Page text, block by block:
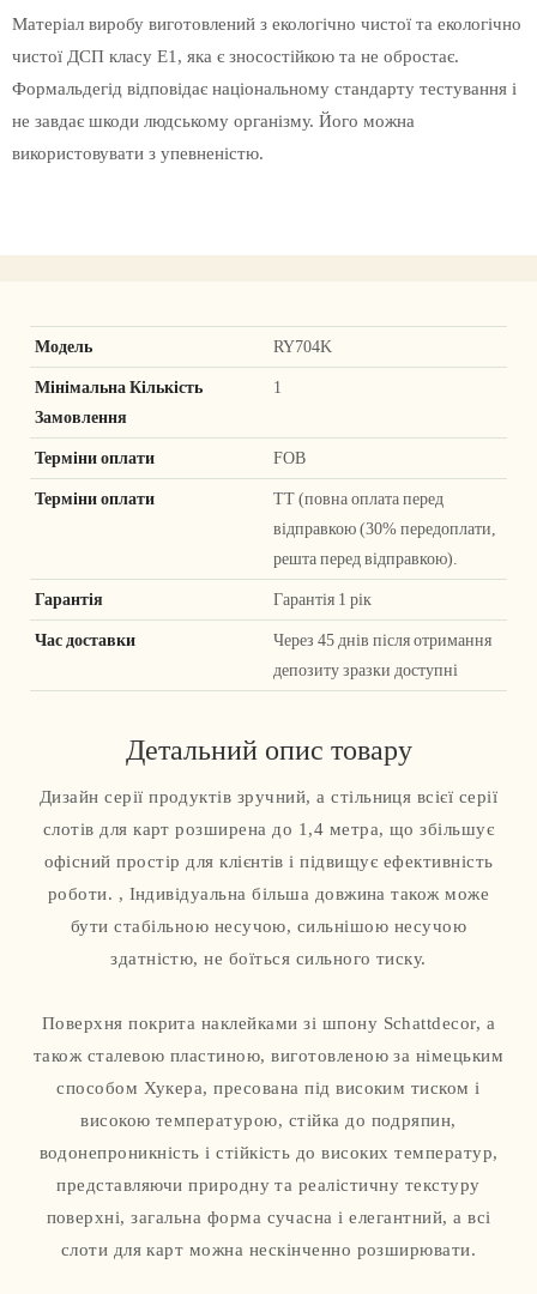
Матеріал виробу виготовлений з екологічно чистої та екологічно
чистої ДСП класу Е1, яка є зносостійкою та не обростає.
Формальдегід відповідає національному стандарту тестування і
не завдає шкоди людському організму. Його можна
використовувати з упевненістю.
Модель RY704K
Мінімальна Кількість
Замовлення
1
Терміни оплати FOB
Терміни оплати
ТТ (повна оплата перед
відправкою (30% передоплати,
решта перед відправкою).
Гарантія Гарантія 1 рік
Час доставки
Через 45 днів після отримання
депозиту зразки доступні
Детальний опис товару
Дизайн серії продуктів зручний, а стільниця всієї серії
слотів для карт розширена до 1,4 метра, що збільшує
офісний простір для клієнтів і підвищує ефективність
роботи. , Індивідуальна більша довжина також може
бути стабільною несучою, сильнішою несучою
здатністю, не боїться сильного тиску.
Поверхня покрита наклейками зі шпону Schattdecor, а
також сталевою пластиною, виготовленою за німецьким
способом Хукера, пресована під високим тиском і
високою температурою, стійка до подряпин,
водонепроникність і стійкість до високих температур,
представляючи природну та реалістичну текстуру
поверхні, загальна форма сучасна і елегантний, а всі
слоти для карт можна нескінченно розширювати.